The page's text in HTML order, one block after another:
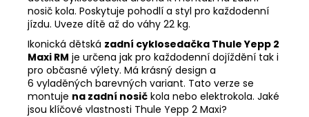
nosič kola. Poskytuje pohodlí a styl pro každodenní
jízdu. Uveze dítě až do váhy 22 kg.
Ikonická dětská zadní cyklosedačka Thule Yepp 2
Maxi RM je určena jak pro každodenní dojíždění tak i
pro občasné výlety. Má krásný design a
6 vyladěných barevných variant. Tato verze se
montuje na zadní nosič kola nebo elektrokola. Jaké
jsou klíčové vlastnosti Thule Yepp 2 Maxi?